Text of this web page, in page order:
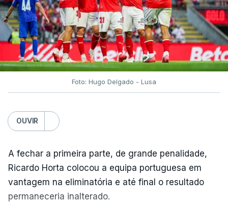
Foto: Hugo Delgado - Lusa
OUVIR
A fechar a primeira parte, de grande penalidade,
Ricardo Horta colocou a equipa portuguesa em
vantagem na eliminatória e até final o resultado
permaneceria inalterado.